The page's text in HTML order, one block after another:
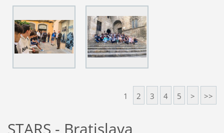
1 2 3 4 5 > >>
STARS - Bratislava